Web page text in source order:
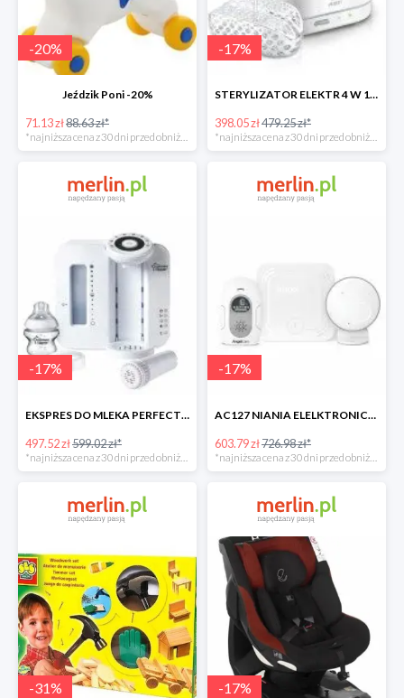
-20%
Jeździk Poni -20%
71.13 zł88.63 zł*
*najniższa cena z 30 dni przed obniżką
-17%
STERYLIZATOR ELEKTR 4 W 1 -17%
398.05 zł479.25 zł*
*najniższa cena z 30 dni przed obniżką
-17%
EKSPRES DO MLEKA PERFECT PREP Tommee Tippee -17%
497.52 zł599.02 zł*
-17%
AC127 NIANIA ELELKTRONICZNA Z CZUJNIKIEM RUCHU -17%
603.79 zł726.98 zł*
-31% -17%